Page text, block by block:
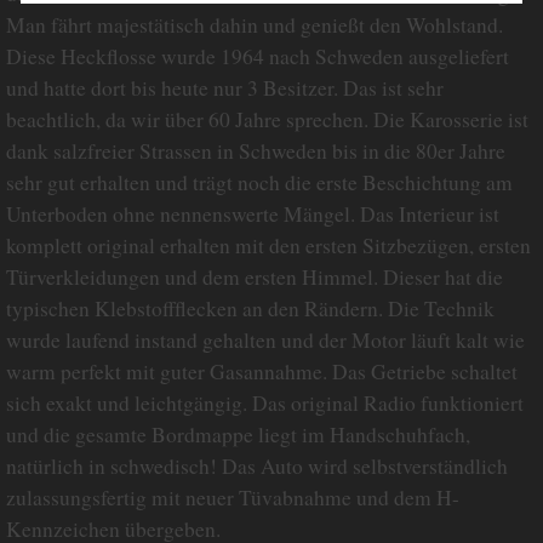
Man fährt majestätisch dahin und genießt den Wohlstand.
Diese Heckflosse wurde 1964 nach Schweden ausgeliefert
und hatte dort bis heute nur 3 Besitzer. Das ist sehr
beachtlich, da wir über 60 Jahre sprechen. Die Karosserie ist
dank salzfreier Strassen in Schweden bis in die 80er Jahre
sehr gut erhalten und trägt noch die erste Beschichtung am
Unterboden ohne nennenswerte Mängel. Das Interieur ist
komplett original erhalten mit den ersten Sitzbezügen, ersten
Türverkleidungen und dem ersten Himmel. Dieser hat die
typischen Klebstoffflecken an den Rändern. Die Technik
wurde laufend instand gehalten und der Motor läuft kalt wie
warm perfekt mit guter Gasannahme. Das Getriebe schaltet
sich exakt und leichtgängig. Das original Radio funktioniert
und die gesamte Bordmappe liegt im Handschuhfach,
natürlich in schwedisch! Das Auto wird selbstverständlich
zulassungsfertig mit neuer Tüvabnahme und dem H-
Kennzeichen übergeben.